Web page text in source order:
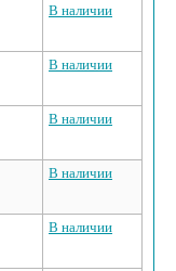
В наличии
В наличии
В наличии
В наличии
В наличии